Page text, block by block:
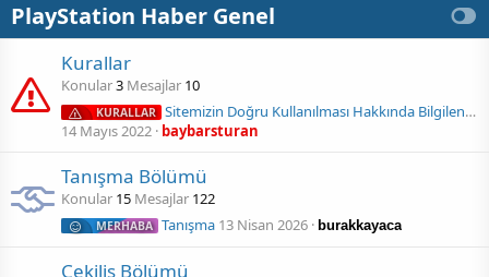
PlayStation Haber Genel
Kurallar
Konular3 Mesajlar 10
KURALLAR Sitemizin Doğru Kullanılması Hakkında Bilgilendirme / CEVAPLA Düğmesinin Yanlış Kullanılması
14 Mayıs 2022 baybarsturan
Tanışma Bölümü
Konular 15 Mesajlar 122
MERHABA Tanışma 13 Nisan 2026 burakkayaca
Çekiliş Bölümü